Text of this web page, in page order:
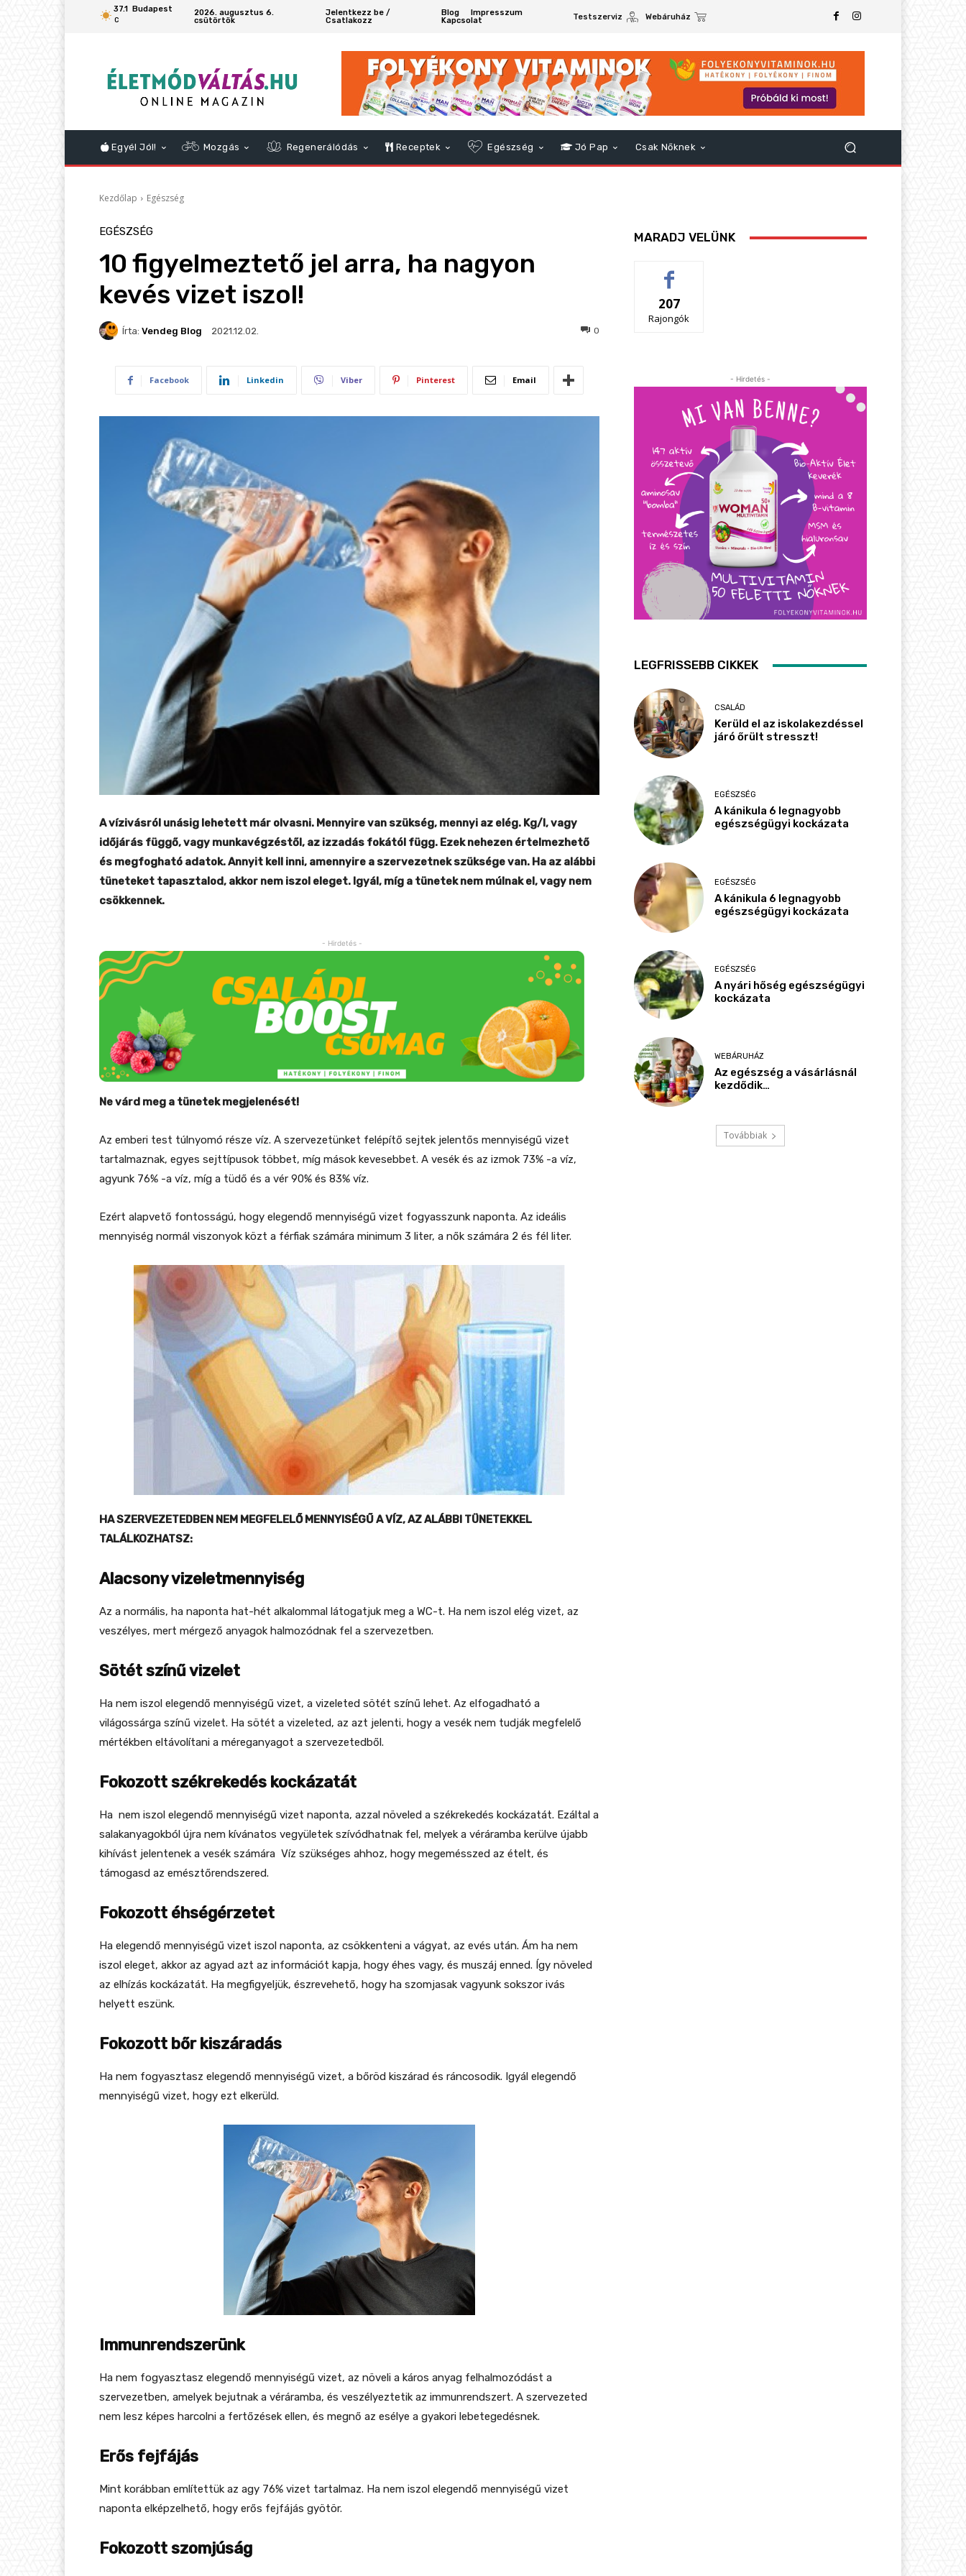
37.1
C
Budapest
2026. augusztus 6.
csütörtök
Jelentkezz be /
Csatlakozz
Blog
Impresszum
Kapcsolat
Testszerviz Webáruház
Egyél Jól! Mozgás Regenerálódás Receptek Egészség Jó Pap Csak Nőknek
Kezdőlap Egészség
EGÉSZSÉG
10 figyelmeztető jel arra, ha nagyon
kevés vizet iszol!
Írta: Vendeg Blog 2021.12.02. 0
Facebook Linkedin Viber Pinterest Email
A vízivásról unásig lehetett már olvasni. Mennyire van szükség, mennyi az elég. Kg/l, vagy
időjárás függő, vagy munkavégzéstől, az izzadás fokától függ. Ezek nehezen értelmezhető
és megfogható adatok. Annyit kell inni, amennyire a szervezetnek szüksége van. Ha az alábbi
tüneteket tapasztalod, akkor nem iszol eleget. Igyál, míg a tünetek nem múlnak el, vagy nem
csökkennek.
- Hirdetés -
Ne várd meg a tünetek megjelenését!
Az emberi test túlnyomó része víz. A szervezetünket felépítő sejtek jelentős mennyiségű vizet
tartalmaznak, egyes sejttípusok többet, míg mások kevesebbet. A vesék és az izmok 73% -a víz,
agyunk 76% -a víz, míg a tüdő és a vér 90% és 83% víz.
Ezért alapvető fontosságú, hogy elegendő mennyiségű vizet fogyasszunk naponta. Az ideális
mennyiség normál viszonyok közt a férfiak számára minimum 3 liter, a nők számára 2 és fél liter.
HA SZERVEZETEDBEN NEM MEGFELELŐ MENNYISÉGŰ A VÍZ, AZ ALÁBBI TÜNETEKKEL
TALÁLKOZHATSZ:
Alacsony vizeletmennyiség
Az a normális, ha naponta hat-hét alkalommal látogatjuk meg a WC-t. Ha nem iszol elég vizet, az
veszélyes, mert mérgező anyagok halmozódnak fel a szervezetben.
Sötét színű vizelet
Ha nem iszol elegendő mennyiségű vizet, a vizeleted sötét színű lehet. Az elfogadható a
világossárga színű vizelet. Ha sötét a vizeleted, az azt jelenti, hogy a vesék nem tudják megfelelő
mértékben eltávolítani a méreganyagot a szervezetedből.
Fokozott székrekedés kockázatát
Ha nem iszol elegendő mennyiségű vizet naponta, azzal növeled a székrekedés kockázatát. Ezáltal a
salakanyagokból újra nem kívánatos vegyületek szívódhatnak fel, melyek a véráramba kerülve újabb
kihívást jelentenek a vesék számára Víz szükséges ahhoz, hogy megemésszed az ételt, és
támogasd az emésztőrendszered.
Fokozott éhségérzetet
Ha elegendő mennyiségű vizet iszol naponta, az csökkenteni a vágyat, az evés után. Ám ha nem
iszol eleget, akkor az agyad azt az információt kapja, hogy éhes vagy, és muszáj enned. Így növeled
az elhízás kockázatát. Ha megfigyeljük, észrevehető, hogy ha szomjasak vagyunk sokszor ivás
helyett eszünk.
Fokozott bőr kiszáradás
Ha nem fogyasztasz elegendő mennyiségű vizet, a bőröd kiszárad és ráncosodik. Igyál elegendő
mennyiségű vizet, hogy ezt elkerüld.
Immunrendszerünk
Ha nem fogyasztasz elegendő mennyiségű vizet, az növeli a káros anyag felhalmozódást a
szervezetben, amelyek bejutnak a véráramba, és veszélyeztetik az immunrendszert. A szervezeted
nem lesz képes harcolni a fertőzések ellen, és megnő az esélye a gyakori lebetegedésnek.
Erős fejfájás
Mint korábban említettük az agy 76% vizet tartalmaz. Ha nem iszol elegendő mennyiségű vizet
naponta elképzelhető, hogy erős fejfájás gyötör.
Fokozott szomjúság
MARADJ VELÜNK
207
Rajongók
- Hirdetés -
LEGFRISSEBB CIKKEK
CSALÁD
Kerüld el az iskolakezdéssel
járó őrült stresszt!
EGÉSZSÉG
A kánikula 6 legnagyobb
egészségügyi kockázata
EGÉSZSÉG
A kánikula 6 legnagyobb
egészségügyi kockázata
EGÉSZSÉG
A nyári hőség egészségügyi
kockázata
WEBÁRUHÁZ
Az egészség a vásárlásnál
kezdődik…
Továbbiak